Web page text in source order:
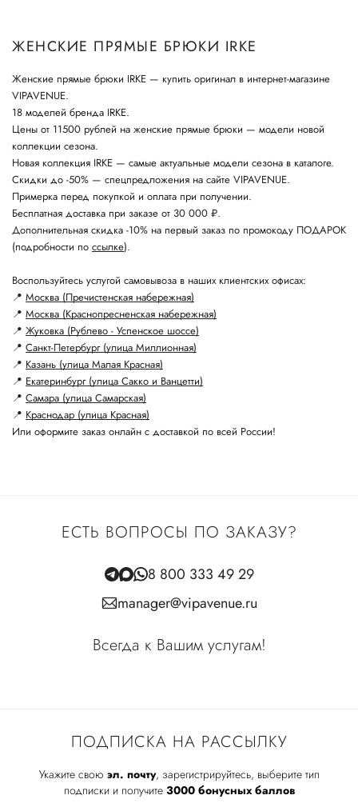
ЖЕНСКИЕ ПРЯМЫЕ БРЮКИ IRKE
Женские прямые брюки IRKE — купить оригинал в интернет-магазине
VIPAVENUE.
18 моделей бренда IRKE.
Цены от 11500 рублей на женские прямые брюки — модели новой
коллекции сезона.
Новая коллекция IRKE — самые актуальные модели сезона в каталоге.
Скидки до -50% — спецпредложения на сайте VIPAVENUE.
Примерка перед покупкой и оплата при получении.
Бесплатная доставка при заказе от 30 000 ₽.
Дополнительная скидка -10% на первый заказ по промокоду ПОДАРОК
(подробности по ссылке).
Воспользуйтесь услугой самовывоза в наших клиентских офисах:
📍 Москва (Пречистенская набережная)
📍 Москва (Краснопресненская набережная)
📍 Жуковка (Рублево - Успенское шоссе)
📍 Санкт-Петербург (улица Миллионная)
📍 Казань (улица Малая Красная)
📍 Екатеринбург (улица Сакко и Ванцетти)
📍 Самара (улица Самарская)
📍 Краснодар (улица Красная)
Или оформите заказ онлайн с доставкой по всей России!
ПОДПИСКА НА РАССЫЛКУ
Укажите свою эл. почту, зарегистрируйтесь, выберите тип
подписки и получите 3000 бонусных баллов
ЕСТЬ ВОПРОСЫ ПО ЗАКАЗУ?
8 800 333 49 29
manager@vipavenue.ru
Всегда к Вашим услугам!